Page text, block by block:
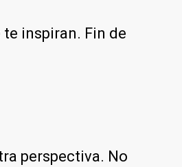
inspiran. Fin de
perspectiva. No